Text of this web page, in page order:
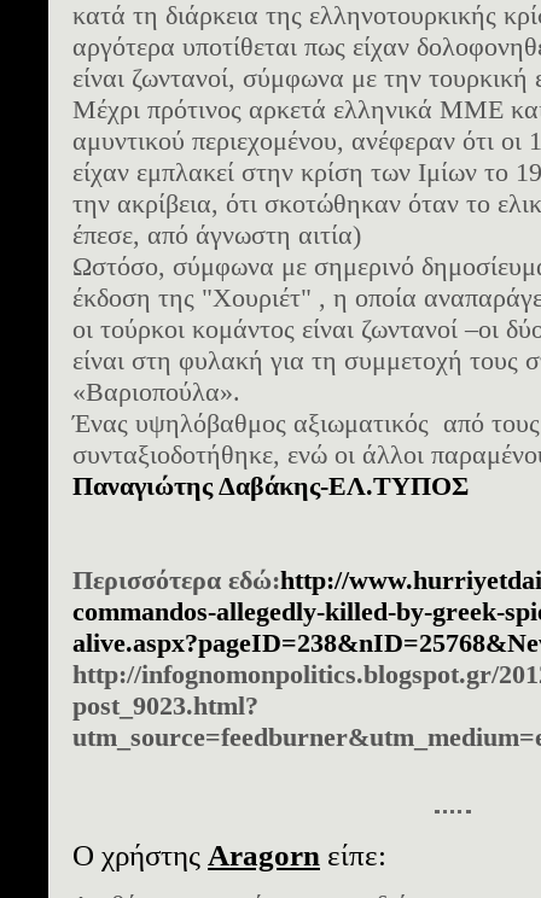
κατά τη διάρκεια της ελληνοτουρκικής
αργότερα υποτίθεται πως είχαν
είναι ζωντανοί, σύμφωνα με την
Μέχρι πρότινος αρκετά ελληνικά ΜΜΕ και
αμυντικού περιεχομένου, ανέφεραν ότι
είχαν εμπλακεί στην κρίση των Ιμίων το
την ακρίβεια, ότι σκοτώθηκαν όταν το
έπεσε, από άγνωστη αιτία)
Ωστόσο, σύμφωνα με σημερινό
έκδοση της "Χουριέτ" , η οποία
οι τούρκοι κομάντος είναι ζωντανοί –οι
είναι στη φυλακή για τη συμμετοχή τους
«Βαριοπούλα».
Ένας υψηλόβαθμος αξιωματικός από
συνταξιοδοτήθηκε, ενώ οι άλλοι
Παναγιώτης Δαβάκης-ΕΛ.ΤΥΠΟΣ
Περισσότερα εδώ:http://
commandos-allegedly-killed-by-greek-
http://infognomonpolitics.blogspot.gr/
post_9023.html?
Ο χρήστης Aragorn είπε: